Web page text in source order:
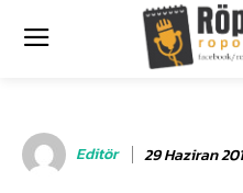
Editör 29 Haziran